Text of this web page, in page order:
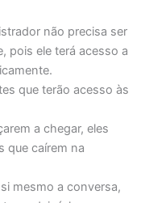
não precisa ser
pois ele terá acesso a
que terão acesso às
a chegar, eles
que caírem na
mesmo a conversa,